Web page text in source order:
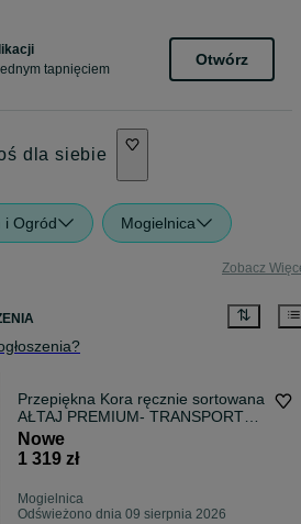
tapnięciem
Otwórz
dla siebie
i Ogród Mogielnica
Zobacz
Przepiękna Kora ręcznie sortowana
AŁTAJ PREMIUM- TRANSPORT
GRATIS
Nowe
1 319 zł
Mogielnica
Odświeżono dnia 09 sierpnia 2026